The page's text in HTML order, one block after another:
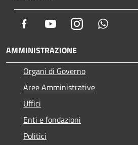
Facebook YoutubeInstagram
AMMINISTRAZIONE
Organi di Governo
Aree Amministrative
Uffici
Enti e fondazioni
Politici